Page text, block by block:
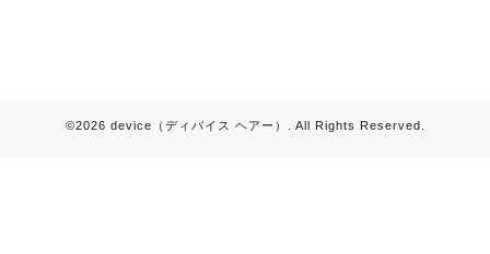
©2026 device（ディバイス ヘアー） . All Rights Reserved.